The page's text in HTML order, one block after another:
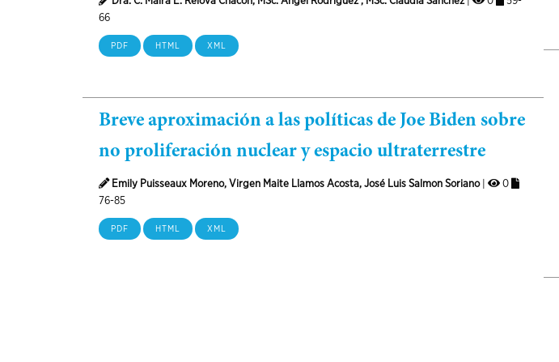
66
PDF HTML XML
Breve aproximación a las políticas de Joe Biden sobre
no proliferación nuclear y espacio ultraterrestre
Emily Puisseaux Moreno, Virgen Maite Llamos Acosta, José Luis Salmon Soriano|
0
76-85
PDF HTML XML